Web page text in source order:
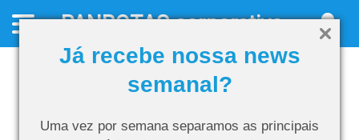
Já recebe nossa news
semanal?
Uma vez por semana separamos as principais
PANROTAScorporativo